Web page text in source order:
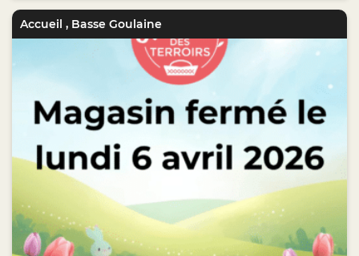
Accueil , Basse Goulaine